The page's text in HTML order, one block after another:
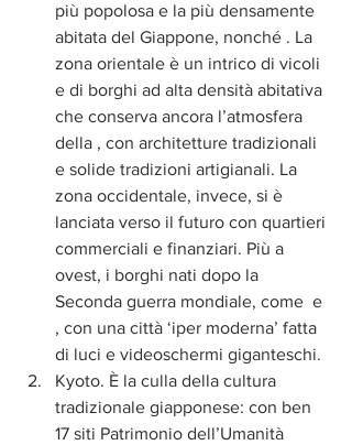
più popolosa e la più densamente
abitata del Giappone, nonché . La
zona orientale è un intrico di vicoli
e di borghi ad alta densità abitativa
che conserva ancora l’atmosfera
della , con architetture tradizionali
e solide tradizioni artigianali. La
zona occidentale, invece, si è
lanciata verso il futuro con quartieri
commerciali e finanziari. Più a
ovest, i borghi nati dopo la
Seconda guerra mondiale, come  e
, con una città ‘iper moderna’ fatta
di luci e videoschermi giganteschi.
Kyoto. È la culla della cultura
tradizionale giapponese: con ben
17 siti Patrimonio dell’Umanità